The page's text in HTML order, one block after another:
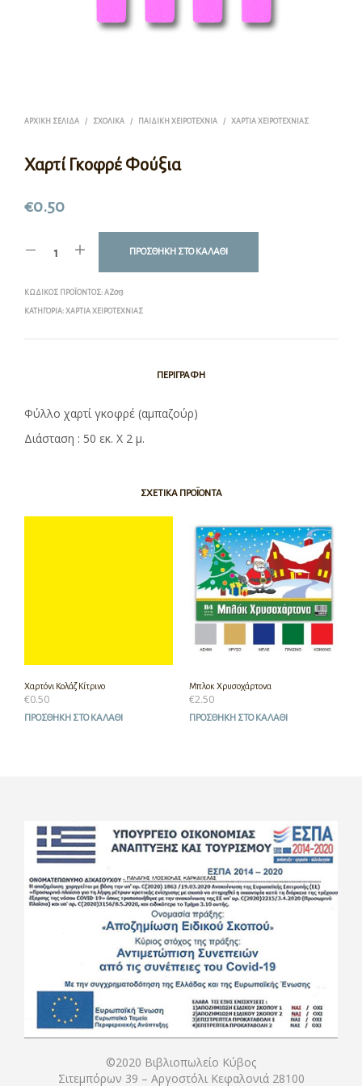
ΑΡΧΙΚΉ ΣΕΛΊΔΑ / ΣΧΟΛΙΚΆ / ΠΑΙΔΙΚΉ ΧΕΙΡΟΤΕΧΝΊΑ / ΧΑΡΤΙΆ ΧΕΙΡΟΤΕΧΝΊΑΣ
Χαρτί Γκοφρέ Φούξια
€0.50
ΠΡΟΣΘΉΚΗ ΣΤΟ ΚΑΛΆΘΙ
ΚΩΔΙΚΌΣ ΠΡΟΪΌΝΤΟΣ: ΑΖ013
ΚΑΤΗΓΟΡΊΑ: ΧΑΡΤΙΆ ΧΕΙΡΟΤΕΧΝΊΑΣ
ΠΕΡΙΓΡΑΦΉ
Φύλλο χαρτί γκοφρέ (αμπαζούρ)
Διάσταση : 50 εκ. Χ 2 μ.
ΣΧΕΤΙΚΆ ΠΡΟΪΌΝΤΑ
Χαρτόνι Κολάζ Κίτρινο
€0.50
ΠΡΟΣΘΉΚΗ ΣΤΟ ΚΑΛΆΘΙ
Μπλοκ Χρυσοχάρτονα
€2.50
ΠΡΟΣΘΉΚΗ ΣΤΟ ΚΑΛΆΘΙ
©2020 Βιβλιοπωλείο Κύβος
Σιτεμπόρων 39 – Αργοστόλι Κεφαλονιά 28100